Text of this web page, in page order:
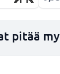
pitää